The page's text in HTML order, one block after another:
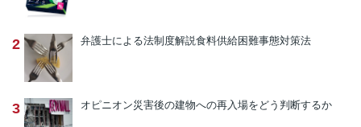
2 弁護士による法制度解説食料供給困難事態対策法
3 オピニオン災害後の建物への再入場をどう判断するか